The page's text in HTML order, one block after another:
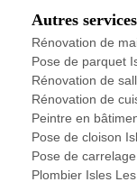
Autres services
Rénovation de
Pose de parquet
Rénovation de
Rénovation de
Peintre en
Pose de cloison
Pose de
Plombier Isles